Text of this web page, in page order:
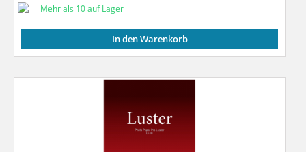
Mehr als 10 auf Lager
In den Warenkorb